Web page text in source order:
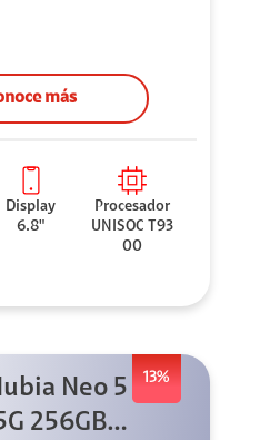
más
Display
6.8"
Procesador
UNISOC T93
00
13%
Neo 5
256GB